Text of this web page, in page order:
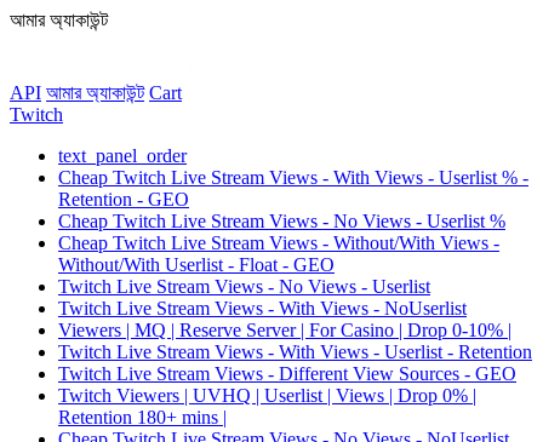
আমার অ্যাকাউন্ট
API আমার অ্যাকাউন্ট Сart
Twitch
text_panel_order
Cheap Twitch Live Stream Views - With Views - Userlist % -
Retention - GEO
Cheap Twitch Live Stream Views - No Views - Userlist %
Cheap Twitch Live Stream Views - Without/With Views -
Without/With Userlist - Float - GEO
Twitch Live Stream Views - No Views - Userlist
Twitch Live Stream Views - With Views - NoUserlist
Viewers | MQ | Reserve Server | For Casino | Drop 0-10% |
Twitch Live Stream Views - With Views - Userlist - Retention
Twitch Live Stream Views - Different View Sources - GEO
Twitch Viewers | UVHQ | Userlist | Views | Drop 0% |
Retention 180+ mins |